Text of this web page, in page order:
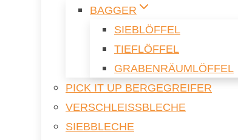
BAG­GER
SIEB­LÖF­FEL
TIEF­LÖF­FEL
GRA­BEN­RÄUM­LÖF­FEL
PICK IT UP BER­GE­G­REI­FER
VER­SCHLEISS­BLE­CHE
SIEB­BLE­CHE